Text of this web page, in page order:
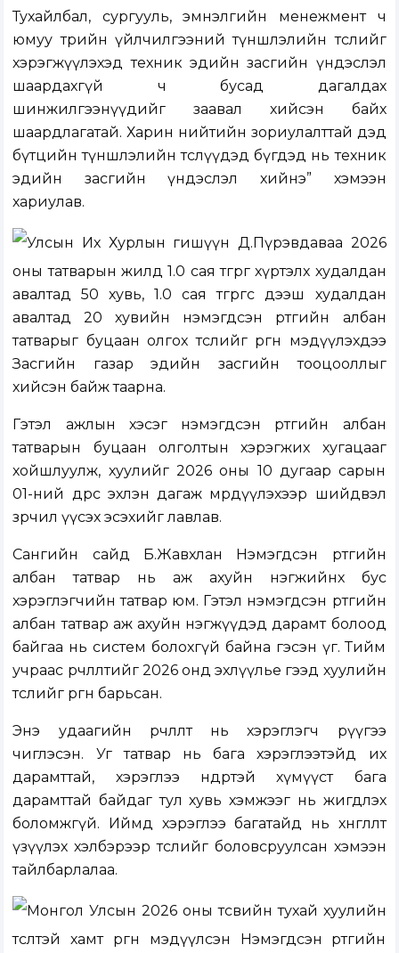
Тухайлбал, сургууль, эмнэлгийн менежмент ч
юмуу төрийн үйлчилгээний түншлэлийн төслийг
хэрэгжүүлэхэд техник эдийн засгийн үндэслэл
шаардахгүй ч бусад дагалдах
шинжилгээнүүдийг заавал хийсэн байх
шаардлагатай. Харин нийтийн зориулалттай дэд
бүтцийн түншлэлийн төслүүдэд бүгдэд нь техник
эдийн засгийн үндэслэл хийнэ” хэмээн
хариулав.
Улсын Их Хурлын гишүүн Д.Пүрэвдаваа 2026
оны татварын жилд 1.0 сая төгрөг хүртэлх худалдан
авалтад 50 хувь, 1.0 сая төгрөгөөс дээш худалдан
авалтад 20 хувийн нэмэгдсэн өртгийн албан
татварыг буцаан олгох төслийг өргөн мэдүүлэхдээ
Засгийн газар эдийн засгийн тооцооллыг
хийсэн байж таарна.
Гэтэл ажлын хэсэг нэмэгдсэн өртгийн албан
татварын буцаан олголтын хэрэгжих хугацааг
хойшлуулж, хуулийг 2026 оны 10 дугаар сарын
01-ний өдрөөс эхлэн дагаж мөрдүүлэхээр шийдвэл
зөрчил үүсэх эсэхийг лавлав.
Сангийн сайд Б.Жавхлан Нэмэгдсэн өртгийн
албан татвар нь аж ахуйн нэгжийнх бус
хэрэглэгчийн татвар юм. Гэтэл нэмэгдсэн өртгийн
албан татвар аж ахуйн нэгжүүдэд дарамт болоод
байгаа нь систем болохгүй байна гэсэн үг. Тийм
учраас өөрчлөлтийг 2026 онд эхлүүлье гээд хуулийн
төслийг өргөн барьсан.
Энэ удаагийн өөрчлөлт нь хэрэглэгч рүүгээ
чиглэсэн. Уг татвар нь бага хэрэглээтэйд их
дарамттай, хэрэглээ өндөртэй хүмүүст бага
дарамттай байдаг тул хувь хэмжээг нь жигдлэх
боломжгүй. Иймд хэрэглээ багатайд нь хөнгөлөлт
үзүүлэх хэлбэрээр төслийг боловсруулсан хэмээн
тайлбарлалаа.
Монгол Улсын 2026 оны төсвийн тухай хуулийн
төсөлтэй хамт өргөн мэдүүлсэн Нэмэгдсэн өртгийн